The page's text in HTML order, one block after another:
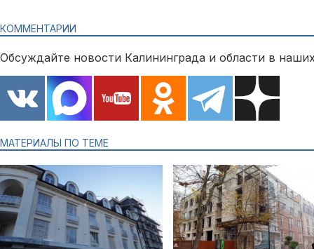
КОММЕНТАРИИ
Обсуждайте новости Калининграда и области в
МАТЕРИАЛЫ ПО ТЕМЕ